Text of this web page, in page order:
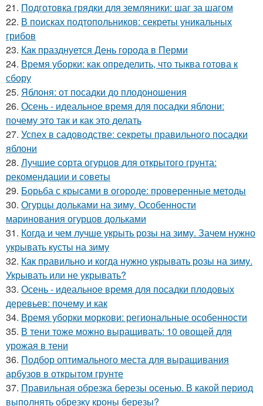
21. Подготовка грядки для земляники: шаг за шагом
22. В поисках подтопольников: секреты уникальных
грибов
23. Как празднуется День города в Перми
24. Время уборки: как определить, что тыква готова к
сбору
25. Яблоня: от посадки до плодоношения
26. Осень - идеальное время для посадки яблони:
почему это так и как это делать
27. Успех в садоводстве: секреты правильного посадки
яблони
28. Лучшие сорта огурцов для открытого грунта:
рекомендации и советы
29. Борьба с крысами в огороде: проверенные методы
30. Огурцы дольками на зиму. Особенности
маринования огурцов дольками
31. Когда и чем лучше укрыть розы на зиму. Зачем нужно
укрывать кусты на зиму
32. Как правильно и когда нужно укрывать розы на зиму.
Укрывать или не укрывать?
33. Осень - идеальное время для посадки плодовых
деревьев: почему и как
34. Время уборки моркови: региональные особенности
35. В тени тоже можно выращивать: 10 овощей для
урожая в тени
36. Подбор оптимального места для выращивания
арбузов в открытом грунте
37. Правильная обрезка березы осенью. В какой период
выполнять обрезку кроны березы?